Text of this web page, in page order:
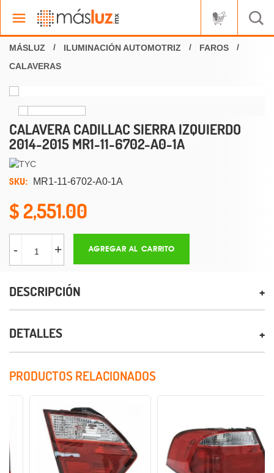
ILUMINACIÓN AUTOMOTRIZ
FAROS
CALAVERAS
CALAVERA CADILLAC SIERRA IZQUIERDO
2014-2015 MR1-11-6702-A0-1A
SKU: MR1-11-6702-A0-1A
2,551.00
- + AGREGAR AL CARRITO
DESCRIPCIÓN
DETALLES
PRODUCTOS RELACIONADOS